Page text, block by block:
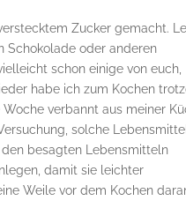
Zucker gemacht.
Schokolade oder anderen
schon einige von euch,
habe ich zum Kochen
verbannt aus meiner
solche
besagten Lebensmitteln
damit sie leichter
Weile vor dem Kochen